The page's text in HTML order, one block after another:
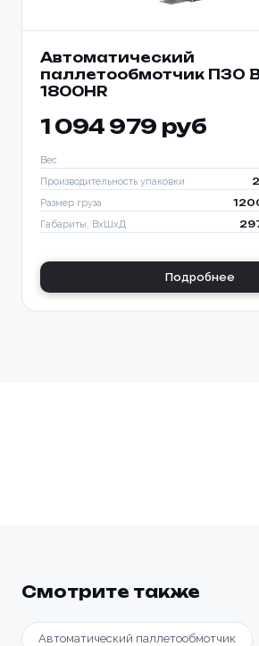
Автоматический
паллетообмотчик ПЗО
1800HR
1 094 979 руб
Вес
Производительность упаковки
Размер груза
Габариты, ВхШхД
Подробнее
Смотрите также
Автоматический паллетообмотчик